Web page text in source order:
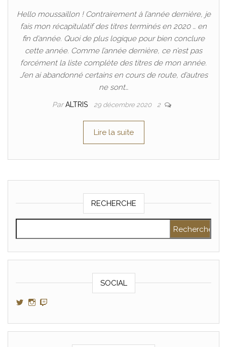
Hello moussaillon ! Contrairement à l’année dernière, je
fais mon récapitulatif des titres terminés en 2020 … en
fin d’année. Quoi de plus logique pour bien conclure
cette année. Comme l’année dernière, ce n’est pas
forcément la liste complète des titres de mon année.
J’en ai abandonné certains en cours de route, d’autres
ne sont…
ParALTRIS 29 décembre 2020 2
Lire la suite
RECHERCHE
SOCIAL
Voir le profil de GamerAltris sur Twitter
Voir le profil de GamerAltris sur Instagram